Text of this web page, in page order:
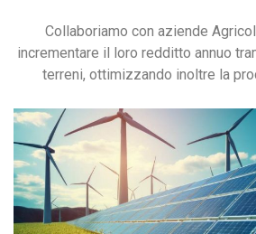
Collaboriamo con aziende
incrementare il loro redditto annuo
terreni, ottimizzando inoltre la